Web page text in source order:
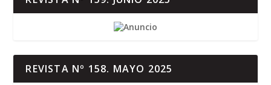
REVISTA Nº 158. MAYO 2025